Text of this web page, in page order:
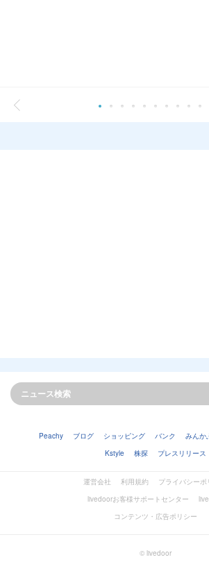
Peachy ブログ ショッピング バンク みんか
Kstyle
株探 プレスリリース
運営会社 利用規約
プライバシーポ
livedoorお客様サポートセンター
コンテンツ・広告ポリシー
© livedoor